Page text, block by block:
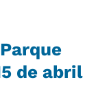
de abril